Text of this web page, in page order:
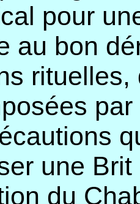
pour
au bon
une
du